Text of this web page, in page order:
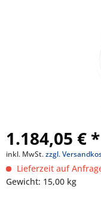
1.184,05 € *
inkl. MwSt.zzgl.
Lieferzeit auf
Gewicht: 15,00 kg